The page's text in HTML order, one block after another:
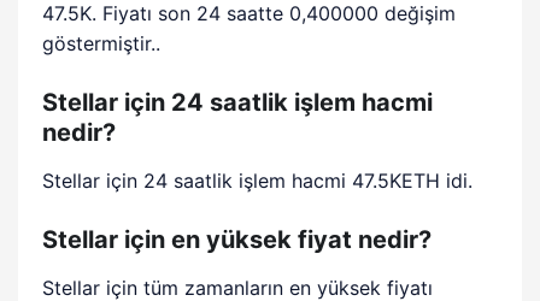
47.5K. Fiyatı son 24 saatte 0,400000 değişim
göstermiştir..
Stellar için 24 saatlik işlem hacmi
nedir?
Stellar için 24 saatlik işlem hacmi 47.5KETH idi.
Stellar için en yüksek fiyat nedir?
Stellar için tüm zamanların en yüksek fiyatı